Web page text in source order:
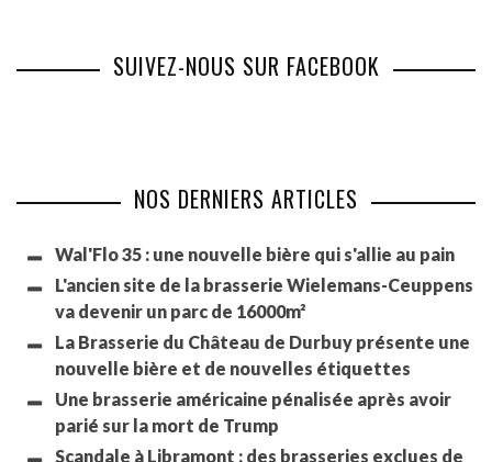
SUIVEZ-NOUS SUR FACEBOOK
NOS DERNIERS ARTICLES
Wal'Flo 35 : une nouvelle bière qui s'allie au pain
L'ancien site de la brasserie Wielemans-Ceuppens
va devenir un parc de 16000m²
La Brasserie du Château de Durbuy présente une
nouvelle bière et de nouvelles étiquettes
Une brasserie américaine pénalisée après avoir
parié sur la mort de Trump
Scandale à Libramont : des brasseries exclues de